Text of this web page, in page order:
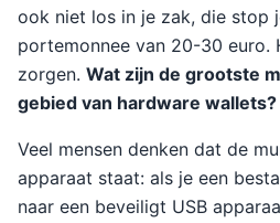
ook niet los in je zak, die stop
portemonnee van 20-30 euro.
zorgen. Wat zijn de grootste
gebied van hardware wallets?
Veel mensen denken dat de
apparaat staat: als je een
naar een beveiligt USB